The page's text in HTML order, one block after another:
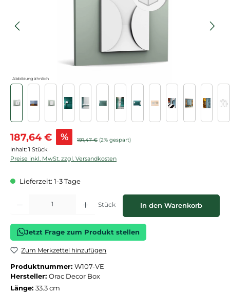
Abbildung ähnlich
Verkaufspreis:
187,64 € % Regulärer Preis:
191,47 € (2% gespart)
Inhalt: 1 Stück
Preise inkl. MwSt. zzgl. Versandkosten
Lieferzeit: 1-3 Tage
Produkt Anzahl: Gib den gewünschten Wert ein oder benutze die
Stück In den Warenkorb
Jetzt Frage zum Produkt stellen
Zum Merkzettel hinzufügen
Produktnummer: W107-VE
Hersteller: Orac Decor Box
Länge: 33.3 cm